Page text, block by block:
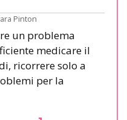
Pinton
un problema
medicare il
ricorrere solo a
per la